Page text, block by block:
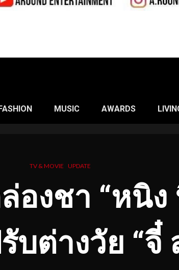
MUSIC AWARDS
TV & MOVIE UPDATE
องชา “หนิง
บต่างวัย “จี๋